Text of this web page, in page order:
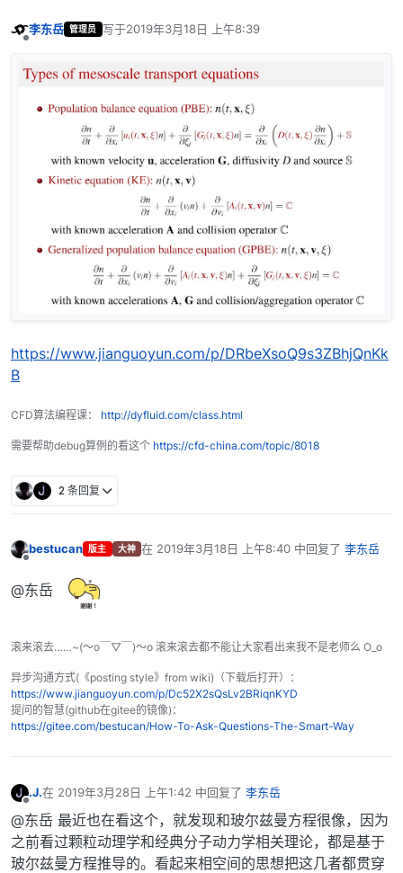
离线
李东岳 管理员 写于2019年3月18日 上午8:39
最后由 编辑
https://www.jianguoyun.com/p/DRbeXsoQ9s3ZBhjQnKk
B
CFD算法编程课： http://dyfluid.com/class.html
需要帮助debug算例的看这个 https://cfd-china.com/topic/8018
2 条回复
bestucan 版主 大神 在 2019年3月18日 上午8:40 中回复了李东岳
最后由 编辑
@东岳
滚来滚去……~(～o￣▽￣)～o 滚来滚去都不能让大家看出来我不是老师么 O_o
异步沟通方式(《posting style》from wiki)（下载后打开）：
https://www.jianguoyun.com/p/Dc52X2sQsLv2BRiqnKYD
提问的智慧(github在gitee的镜像)：
https://gitee.com/bestucan/How-To-Ask-Questions-The-Smart-Way
.J.在 2019年3月28日 上午1:42 中回复了 李东岳
最后由 编辑
@东岳 最近也在看这个，就发现和玻尔兹曼方程很像，因为
之前看过颗粒动理学和经典分子动力学相关理论，都是基于
玻尔兹曼方程推导的。看起来相空间的思想把这几者都贯穿